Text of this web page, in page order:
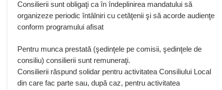
Consilierii sunt obligaţi ca în îndeplinirea mandatului să
organizeze periodic întâlniri cu cetăţenii şi să acorde audienţe
conform programului afisat
Pentru munca prestată (şedinţele pe comisii, şedinţele de
consiliu) consilierii sunt remuneraţi.
Consilierii răspund solidar pentru activitatea Consiliului Local
din care fac parte sau, după caz, pentru activitatea